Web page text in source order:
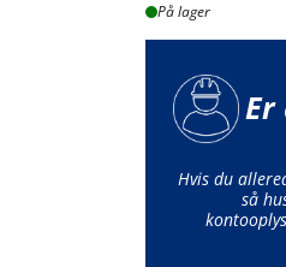
På lager
Er
Hvis du
så